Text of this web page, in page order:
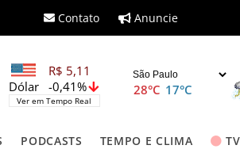
Contato Anuncie
R$ 5,11
-0,41%
Dólar
Ver em Tempo Real
28°C 17°C
PODCASTS TEMPO E CLIMA